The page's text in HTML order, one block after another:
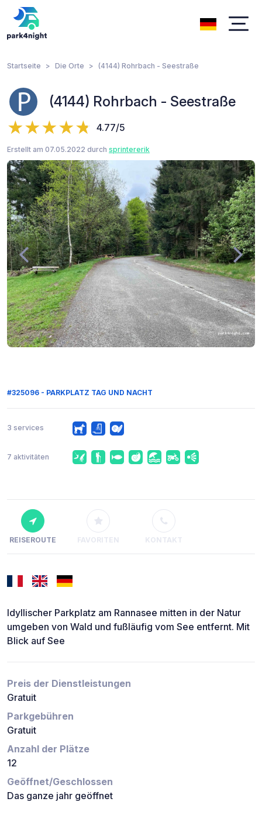
Startseite Die Orte (4144) Rohrbach - Seestraße
(4144) Rohrbach - Seestraße
4.77/5
Erstellt am 07.05.2022 durch sprintererik
#325096 - PARKPLATZ TAG UND NACHT
3 services
7 aktivitäten
REISEROUTE FAVORITEN KONTAKT
Idyllischer Parkplatz am Rannasee mitten in der Natur
umgeben von Wald und fußläufig vom See entfernt. Mit
Blick auf See
Preis der Dienstleistungen
Gratuit
Parkgebühren
Gratuit
Anzahl der Plätze
12
Geöffnet/Geschlossen
Das ganze jahr geöffnet